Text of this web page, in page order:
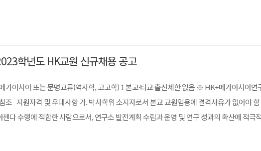
학년도 HK교원 신규채용 공고
가아시아 또는 문명교류(역사학, 고고학) 1 본교·타교 출신제한 없음 ※ HK+메가아시아연
조 지원자격 및 우대사항 가. 박사학위 소지자로서 본교 교원임용에 결격사유가 없어야
다 수행에 적합한 사람으로서, 연구소 발전계획 수립과 운영 및 연구 성과의 확산에 적극